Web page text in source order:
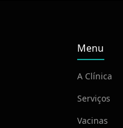
Menu
A Clínica
Serviços
Vacinas